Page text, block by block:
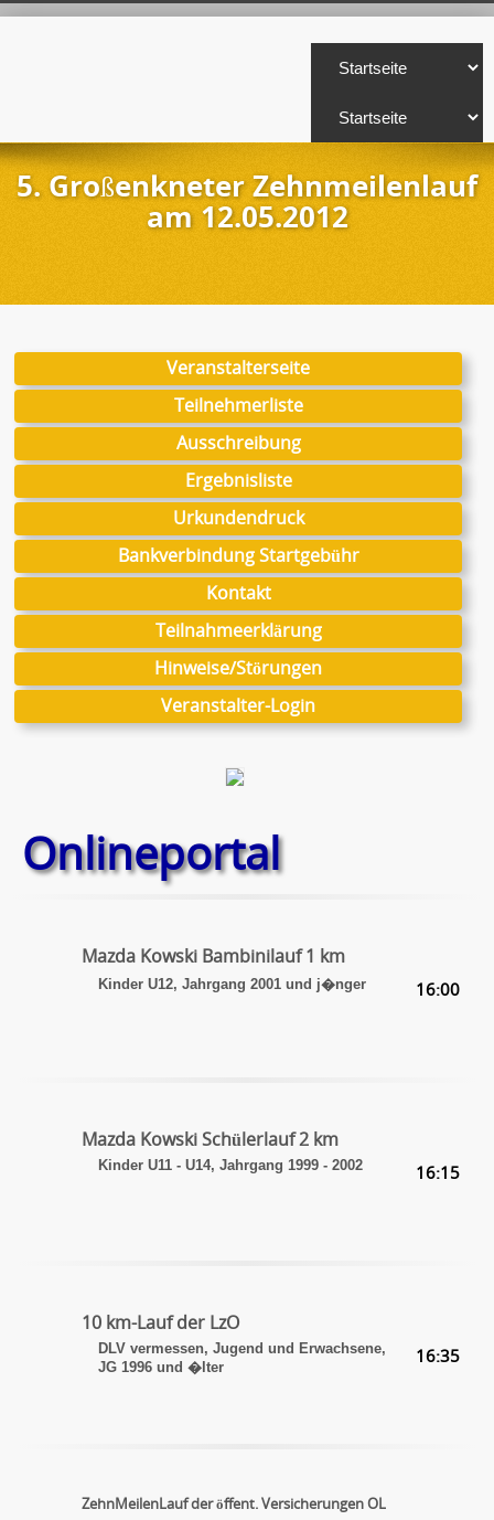
5. Großenkneter Zehnmeilenlauf
am 12.05.2012
Veranstalterseite
Teilnehmerliste
Ausschreibung
Ergebnisliste
Urkundendruck
Bankverbindung Startgebühr
Kontakt
Teilnahmeerklärung
Hinweise/Störungen
Veranstalter-Login
Onlineportal
Mazda Kowski Bambinilauf 1 km
Kinder U12, Jahrgang 2001 und j�nger 16:00
Mazda Kowski Schülerlauf 2 km
Kinder U11 - U14, Jahrgang 1999 - 2002 16:15
10 km-Lauf der LzO
DLV vermessen, Jugend und Erwachsene,
JG 1996 und �lter
16:35
ZehnMeilenLauf der öffent. Versicherungen OL